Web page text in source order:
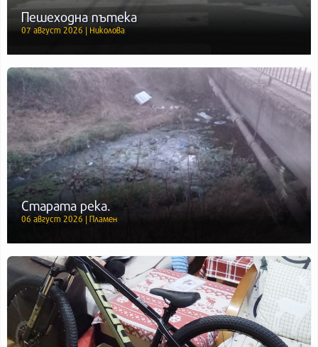
Пешеходна пътека
07 август 2026 | Николова
Старата река.
06 август 2026 | Пламен